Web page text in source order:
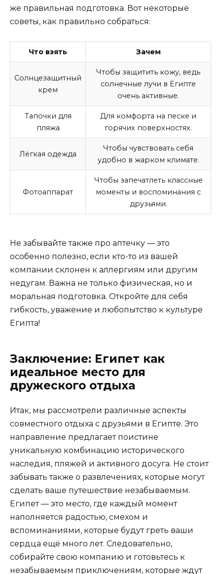
же правильная подготовка. Вот некоторые
советы, как правильно собраться:
Что взять Зачем
Солнцезащитный
крем
Чтобы защитить кожу, ведь
солнечные лучи в Египте
очень активные.
Тапочки для
пляжа
Для комфорта на песке и
горячих поверхностях.
Лёгкая одежда
Чтобы чувствовать себя
удобно в жарком климате.
Фотоаппарат
Чтобы запечатлеть классные
моменты и воспоминания с
друзьями.
Не забывайте также про аптечку — это
особенно полезно, если кто-то из вашей
компании склонен к аллергиям или другим
недугам. Важна не только физическая, но и
моральная подготовка. Откройте для себя
гибкость, уважение и любопытство к культуре
Египта!
Заключение: Египет как
идеальное место для
дружеского отдыха
Итак, мы рассмотрели различные аспекты
совместного отдыха с друзьями в Египте. Это
направление предлагает поистине
уникальную комбинацию исторического
наследия, пляжей и активного досуга. Не стоит
забывать также о развлечениях, которые могут
сделать ваше путешествие незабываемым.
Египет — это место, где каждый момент
наполняется радостью, смехом и
вспоминаниями, которые будут греть ваши
сердца ещё много лет. Следовательно,
собирайте свою компанию и готовьтесь к
незабываемым приключениям, которые ждут